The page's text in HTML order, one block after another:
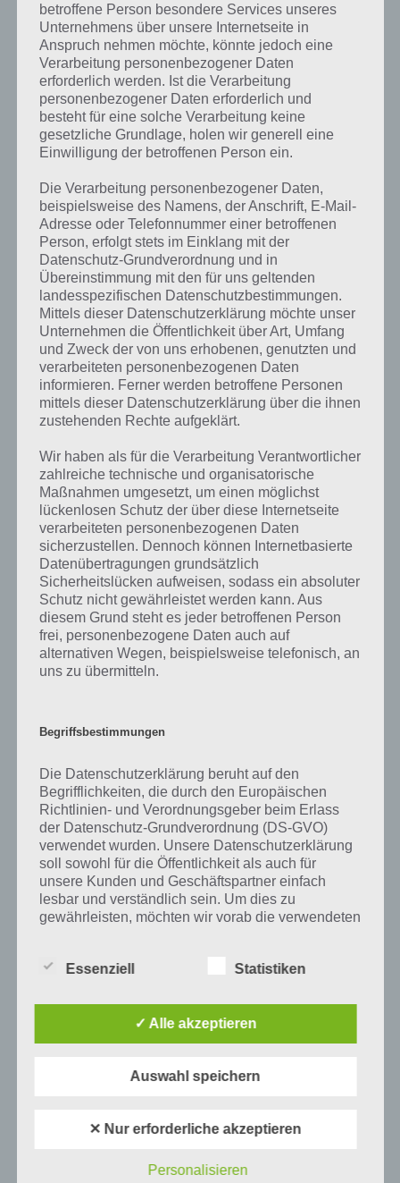
Weitere Lösungen zu 94%
gesucht? Schaue inunsere
Komplettlösung zur App! Dort
kannst du mit der Suche
schnell die Antworten und
Lösungen der über 300 Level
finden!
Du findest Lösungen auch ohne unsere Hilfe, indem du in der App
Münzen einsetzt. Da diese jedoch begrenzt sind, hast du hier stets
die Möglichkeit alle Antworten zu finden!
Die obige Lösung stimmt leider nicht mehr?
Wenn die Lösung, die wir dir oben Das kann man sammeln
vorgestellt haben, nicht mehr aktuell sein sollte oder ein Wort in der
Lösung von 94 Prozent fehlt, so teile uns die korrekten Lösungen
aktuellen Antworten auf die zahlreichen Fragen und Sachverhalte in
der App geben. Da die Entwickler die Lösungen immer mal wieder
verändern.
Darum geht es bei 94%
Was ist 94%? In der App 94% musst du auf Basis eines Bildes oder
einer Aussage die Antworten herausfinden, die von anderen Spielern
am häufigsten genannt worden sind. Nur so kannst du das nächste
Level freischalten. Zusammenaddiert ergeben alle Antworten 94
Prozent, wovon die App ihren Namen hat. Entsprechend ist 94
erfolgreichsten Spiele Apps in diesem Genre im Google Play Store
Auf WhatsApp teilen Teilen auf Facebook
Tweet auf Twitter
betroffene Person besondere Services unseres
Unternehmens über unsere Internetseite in
Anspruch nehmen möchte, könnte jedoch eine
Verarbeitung personenbezogener Daten
erforderlich werden. Ist die Verarbeitung
personenbezogener Daten erforderlich und
besteht für eine solche Verarbeitung keine
gesetzliche Grundlage, holen wir generell eine
Einwilligung der betroffenen Person ein.
Die Verarbeitung personenbezogener Daten,
beispielsweise des Namens, der Anschrift, E-Mail-
Adresse oder Telefonnummer einer betroffenen
Person, erfolgt stets im Einklang mit der
Datenschutz-Grundverordnung und in
Übereinstimmung mit den für uns geltenden
landesspezifischen Datenschutzbestimmungen.
Mittels dieser Datenschutzerklärung möchte unser
Unternehmen die Öffentlichkeit über Art, Umfang
und Zweck der von uns erhobenen, genutzten und
verarbeiteten personenbezogenen Daten
informieren. Ferner werden betroffene Personen
mittels dieser Datenschutzerklärung über die ihnen
zustehenden Rechte aufgeklärt.
Wir haben als für die Verarbeitung Verantwortlicher
zahlreiche technische und organisatorische
Maßnahmen umgesetzt, um einen möglichst
lückenlosen Schutz der über diese Internetseite
verarbeiteten personenbezogenen Daten
sicherzustellen. Dennoch können Internetbasierte
Datenübertragungen grundsätzlich
Sicherheitslücken aufweisen, sodass ein absoluter
Schutz nicht gewährleistet werden kann. Aus
diesem Grund steht es jeder betroffenen Person
frei, personenbezogene Daten auch auf
alternativen Wegen, beispielsweise telefonisch, an
uns zu übermitteln.
Begriffsbestimmungen
Die Datenschutzerklärung beruht auf den
Begrifflichkeiten, die durch den Europäischen
Richtlinien- und Verordnungsgeber beim Erlass
der Datenschutz-Grundverordnung (DS-GVO)
verwendet wurden. Unsere Datenschutzerklärung
soll sowohl für die Öffentlichkeit als auch für
unsere Kunden und Geschäftspartner einfach
lesbar und verständlich sein. Um dies zu
gewährleisten, möchten wir vorab die verwendeten
Wir verwenden in dieser Datenschutzerklärung
oder identifizierbare natürliche Person (im
Als identifizierbar wird eine natürliche
Essenziell Statistiken
✓ Alle akzeptieren
Auswahl speichern
✕ Nur erforderliche akzeptieren
Personalisieren